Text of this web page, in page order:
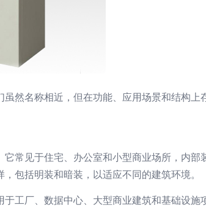
然名称相近，但在功能、应用场景和结构上
常见于住宅、办公室和小型商业场所，内部
包括明装和暗装，以适应不同的建筑环境。
工厂、数据中心、大型商业建筑和基础设施